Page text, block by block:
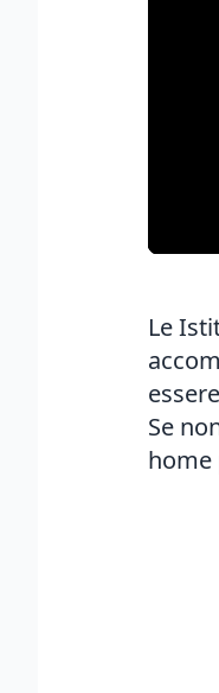
Le
Se
home